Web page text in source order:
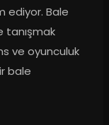
ediyor. Bale
tanışmak
ve oyunculuk
bale